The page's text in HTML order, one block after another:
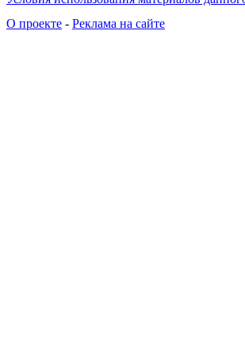
О проекте - Реклама на сайте